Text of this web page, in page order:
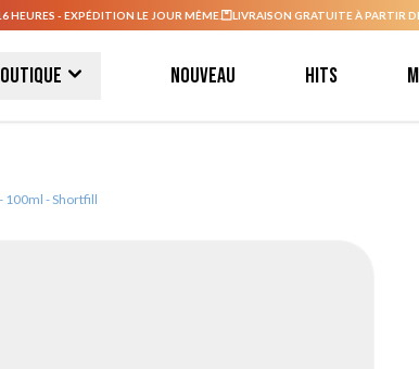
HEURES - EXPÉDITION LE JOUR MÊME. LIVRAISON GRATUITE À PARTIR
Nouveau Hits
100ml - Shortfill